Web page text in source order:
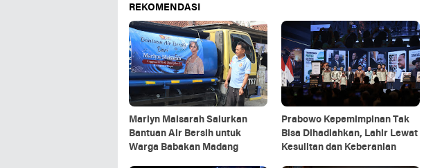
REKOMENDASI
Marlyn Maisarah Salurkan
Bantuan Air Bersih untuk
Warga Babakan Madang
Prabowo Kepemimpinan Tak
Bisa Dihadiahkan, Lahir Lewat
Kesulitan dan Keberanian